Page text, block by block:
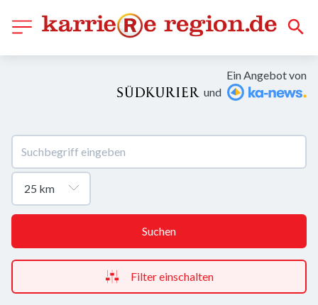
Ein Angebot von
und
Suchen
Filter einschalten